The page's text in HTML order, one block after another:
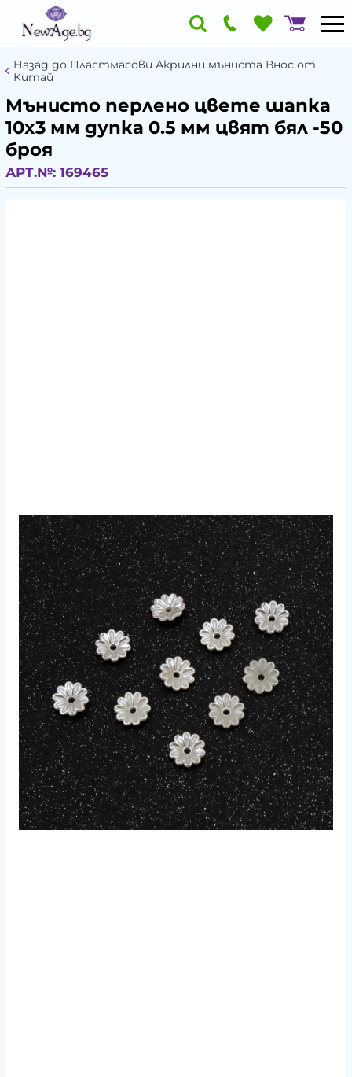
Назад до Пластмасови Акрилни мъниста Внос от
Китай
Мънисто перлено цвете шапка
10x3 мм дупка 0.5 мм цвят бял -50
броя
АРТ.№: 169465